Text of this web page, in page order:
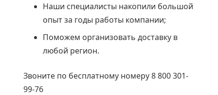
Наши специалисты накопили большой
опыт за годы работы компании;
Поможем организовать доставку в
любой регион.
Звоните по бесплатному номеру 8 800 301-
99-76